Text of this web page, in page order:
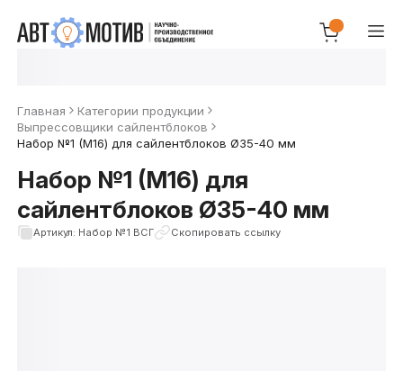
Главная
Категории продукции
Выпрессовщики сайлентблоков
Набор №1 (М16) для сайлентблоков Ø35-40 мм
Набор №1 (М16) для
сайлентблоков Ø35-40 мм
Артикул: Набор №1 ВСГ Скопировать ссылку